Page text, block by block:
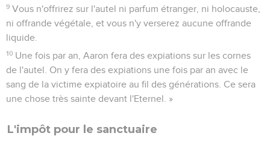
9 Vous n'offrirez sur l'autel ni parfum étranger, ni holocauste,
ni offrande végétale, et vous n'y verserez aucune offrande
liquide.
10 Une fois par an, Aaron fera des expiations sur les cornes
de l'autel. On y fera des expiations une fois par an avec le
sang de la victime expiatoire au fil des générations. Ce sera
une chose très sainte devant l'Eternel. »
L'impôt pour le sanctuaire